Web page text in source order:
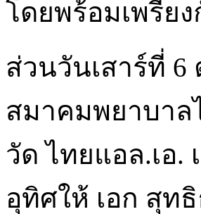
สมาคมพยาบา
วัด ไทยแอล.เอ.
อุทิศให้ เอก สุท
(หลวงเตี่ย) ชั้น
ไปร่วมพิธีโดยพ